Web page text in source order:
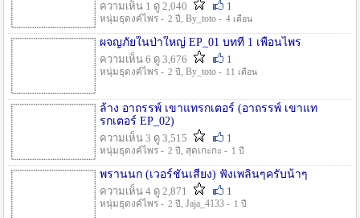
ความเห็น 1 ดู 2,040
1
หนุ่มธุดงค์ไพร - 2 ปี , By_toto - 4 เดือน
ผจญภัยในป่าใหญ่ EP_01 บทที่ 1 เพื่อนไพร
ความเห็น 6 ดู 3,676
1
หนุ่มธุดงค์ไพร - 2 ปี , By_toto - 11 เดือน
ล้าง อาถรรพ์ เขาแทรกเตอร์ (อาถรรพ์ เขาแท
รกเตอร์ EP_02)
ความเห็น 3 ดู 3,515
1
หนุ่มธุดงค์ไพร - 2 ปี , สุดเกะกะ - 1 ปี
พรานนก (เวอร์ชั่นเสียง) ฟังเพลินๆครับน้าๆ
ความเห็น 4 ดู 2,871
1
หนุ่มธุดงค์ไพร - 2 ปี , Jaja_4133 - 1 ปี